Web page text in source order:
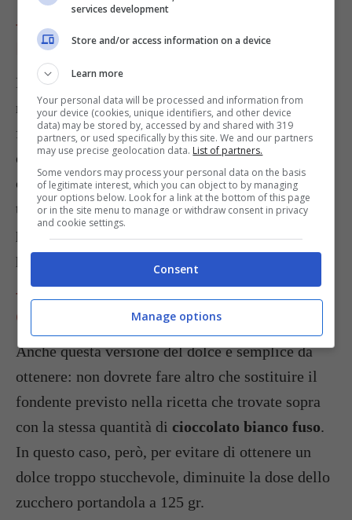
TORTA AL CIOCCOLATO E
MARMELLATA DI CILIEGIE
Per preparare questa variante anche più golosa
non dovrete fare altro che sostituire alla frutta
fresca 4 cucchiai dimarmellata di ciliegie da
distribuire sulla superficiedel dolce prima della
cottura in forno. Quella che ne verrà fuori è una
torta veramente deliziosa adatta da servire al
pomeriggio insieme al tè delle cinque o a fine
pasto, per una coccola da non farsi mancare.
TORTA AL CIOCCOLATO BIANCO E
CILIEGIE
Anche questa versione del dolce è semplice da
ottenere: non dovrete fare altro che sostituire il
fondente previsto nella ricetta che trovate sopra
con la stessa quantità di cioccolato bianco fuso.
In questo caso, però, per evitare di ottenere un
dolce troppo stucchevole, diminuite la dose dello
zucchero portandola a 125 gr.
services development
Store and/or access information on a device
Learn more
Your personal data will be processed and information from
your device (cookies, unique identifiers, and other device
data) may be stored by, accessed by and shared with 319
partners, or used specifically by this site. We and our partners
may use precise geolocation data. List of partners.
Some vendors may process your personal data on the basis
of legitimate interest, which you can object to by managing
your options below. Look for a link at the bottom of this page
or in the site menu to manage or withdraw consent in privacy
and cookie settings.
Consent
Manage options